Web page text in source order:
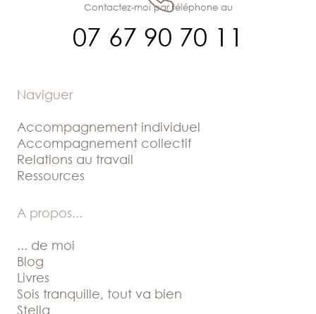
07 67 90 70 11
Contactez-moi par téléphone au
Naviguer
Accompagnement individuel
Accompagnement collectif
Relations au travail
Ressources
A propos...
... de moi
Blog
Livres
Sois tranquille, tout va bien
Stella